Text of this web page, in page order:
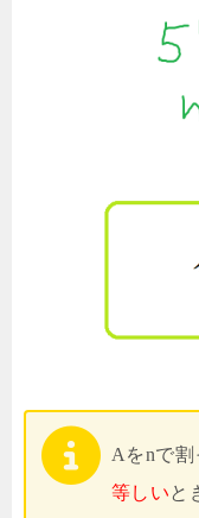
Aをnで割
等しいと